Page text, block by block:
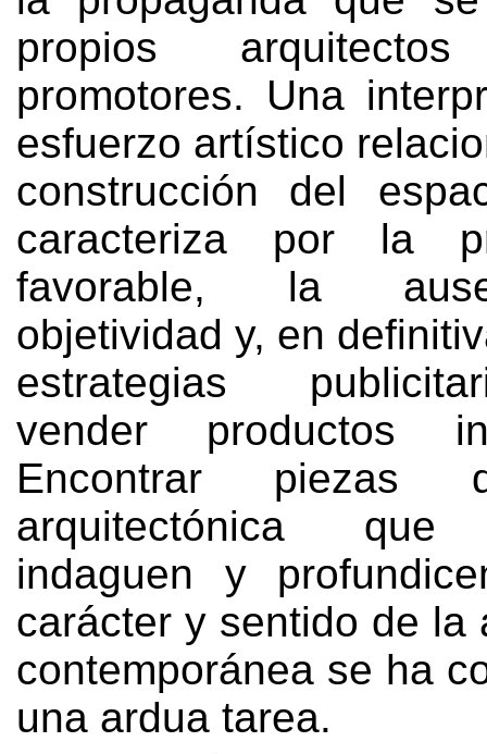
propios
promotores. Una
esfuerzo artístico
construcción del
caracteriza por la
favorable, la
objetividad y, en
estrategias
vender productos
Encontrar piezas
arquitectónica que
indaguen y
carácter y sentido de la
contemporánea se ha
una ardua tarea.